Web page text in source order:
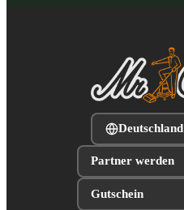
Deutschland
Partner werden
Gutschein